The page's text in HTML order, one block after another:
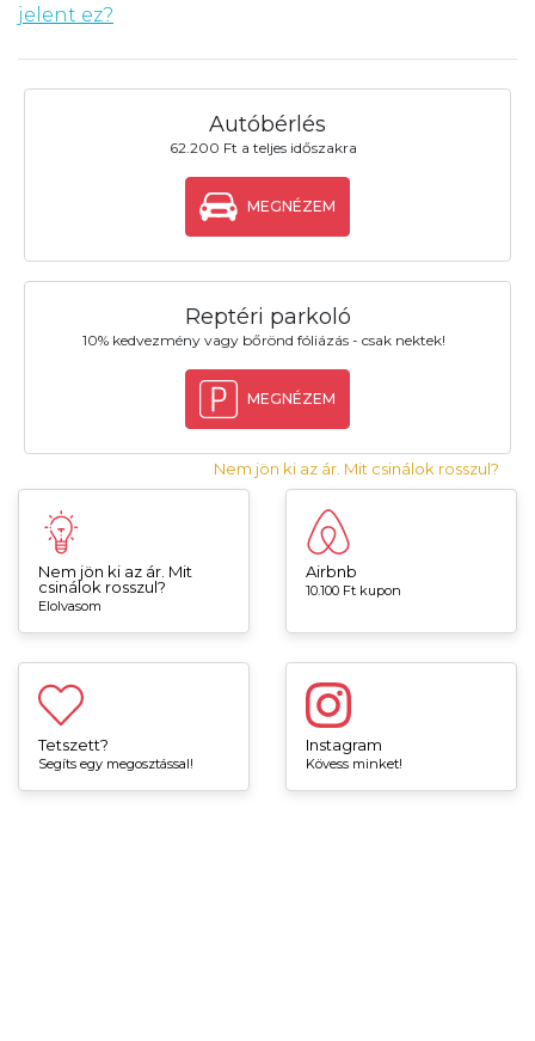
jelent ez?
Autóbérlés
62.200 Ft a teljes időszakra
MEGNÉZEM
Reptéri parkoló
10% kedvezmény vagy bőrönd fóliázás - csak nektek!
MEGNÉZEM
Nem jön ki az ár. Mit csinálok rosszul?
Nem jön ki az ár. Mit
csinálok rosszul?
Elolvasom
Airbnb
10.100 Ft kupon
Tetszett?
Segíts egy megosztással!
Instagram
Kövess minket!